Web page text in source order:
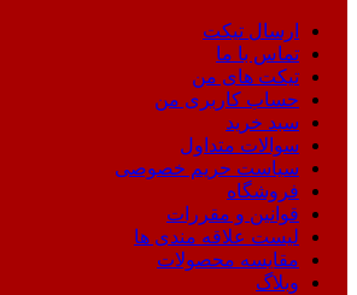
ارسال تیکت
تماس با ما
تیکت های من
حساب کاربری من
سبد خرید
سوالات متداول
سیاست حریم خصوصی
فروشگاه
قوانین و مقررات
لیست علاقه مندی ها
مقایسه محصولات
وبلاگ